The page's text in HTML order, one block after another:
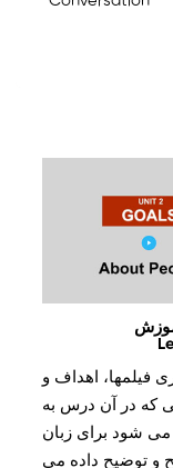
فیلمها، اهداف و
که در آن درس به
می شود برای زبان
و توضیح داده می